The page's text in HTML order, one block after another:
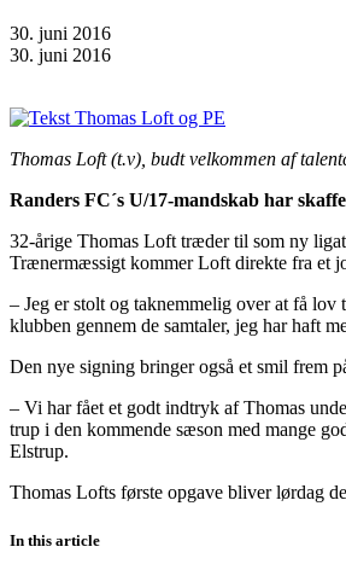
30. juni 2016
30. juni 2016
Thomas Loft (t.v), budt velkommen af
Randers FC´s U/17-mandskab har
32-årige Thomas Loft træder til som ny
Trænermæssigt kommer Loft direkte fra et
– Jeg er stolt og taknemmelig over at få
klubben gennem de samtaler, jeg har haft
Den nye signing bringer også et smil frem
– Vi har fået et godt indtryk af Thomas
trup i den kommende sæson med mange
Elstrup.
Thomas Lofts første opgave bliver lørdag
In this article